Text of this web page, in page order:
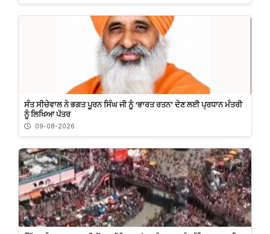
ਸੰਤ ਸੀਚੇਵਾਲ ਨੇ ਭਗਤ ਪੂਰਨ ਸਿੰਘ ਜੀ ਨੂੰ ‘ਭਾਰਤ ਰਤਨ’ ਦੇਣ ਲਈ ਪ੍ਰਧਾਨ ਮੰਤਰੀ
ਨੂੰ ਲਿਖਿਆ ਪੱਤਰ
09-08-2026